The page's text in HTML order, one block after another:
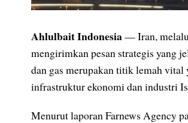
Ahlulbait Indonesia— Iran,
mengirimkan pesan strategis yang
dan gas merupakan titik lemah vital
infrastruktur ekonomi dan industri
Menurut laporan Farnews Agency